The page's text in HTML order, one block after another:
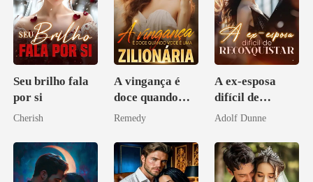
Seu brilho fala
por si
Cherish
A vingança é
doce quando
você é uma
Remedy
A ex-esposa
difícil de
reconquistar
Adolf Dunne